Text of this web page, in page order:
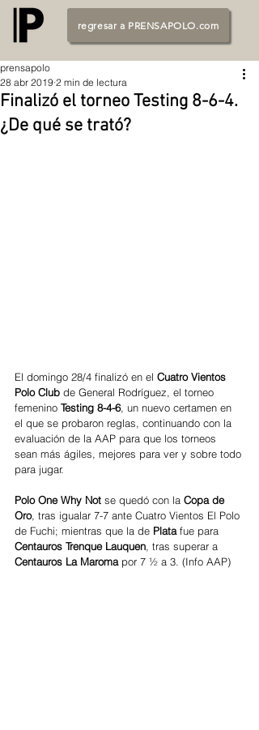
regresar a PRENSAPOLO.com
Finalizó el torneo Testing 8-6-4.
¿De qué se trató?
prensapolo
28 abr 2019 2 min de lectura
El domingo 28/4 finalizó en el Cuatro Vientos
Polo Club de General Rodríguez, el torneo
femenino Testing 8-4-6, un nuevo certamen en
el que se probaron reglas, continuando con la
evaluación de la AAP para que los torneos
sean más ágiles, mejores para ver y sobre todo
para jugar.
Polo One Why Not se quedó con la Copa de
Oro, tras igualar 7-7 ante Cuatro Vientos El Polo
de Fuchi; mientras que la de Plata fue para
Centauros Trenque Lauquen, tras superar a
Centauros La Maroma por 7 ½ a 3. (Info AAP)